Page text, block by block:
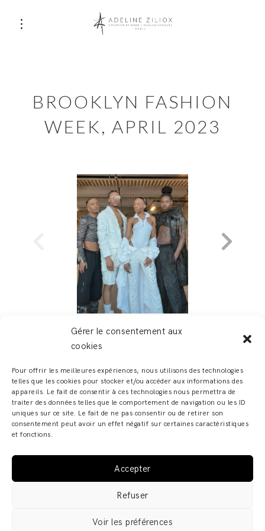
Gérer le consentement aux
cookies
Pour offrir les meilleures expériences, nous utilisons des technologies
telles que les cookies pour stocker et/ou accéder aux informations des
appareils. Le fait de consentir à ces technologies nous permettra de
traiter des données telles que le comportement de navigation ou les ID
uniques sur ce site. Le fait de ne pas consentir ou de retirer son
consentement peut avoir un effet négatif sur certaines caractéristiques
et fonctions.
Accepter
Refuser
Voir les préférences
BROOKLYN FASHION
WEEK, APRIL 2023
ADELINE ZILIOX - SHOWROOM & ATELIER – 6, RUE DES
© 2019 · ADELINE ZILIOX · MENTIONS LÉGALES /